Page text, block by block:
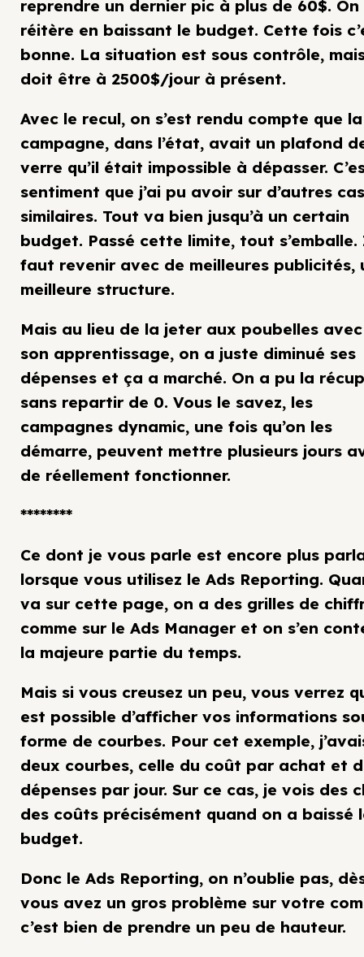
reprendre un dernier pic à plus de 60$. On
réitère en baissant le budget. Cette fois
bonne. La situation est sous contrôle,
doit être à 2500$/jour à présent.
Avec le recul, on s’est rendu compte que la
campagne, dans l’état, avait un plafond
verre qu’il était impossible à dépasser.
sentiment que j’ai pu avoir sur d’autres cas
similaires. Tout va bien jusqu’à un certain
budget. Passé cette limite, tout s’emballe.
faut revenir avec de meilleures publicités,
meilleure structure.
Mais au lieu de la jeter aux poubelles
son apprentissage, on a juste diminué ses
dépenses et ça a marché. On a pu la
sans repartir de 0. Vous le savez, les
campagnes dynamic, une fois qu’on les
démarre, peuvent mettre plusieurs jours
de réellement fonctionner.
********
Ce dont je vous parle est encore plus
lorsque vous utilisez le Ads Reporting.
va sur cette page, on a des grilles de
comme sur le Ads Manager et on s’en
la majeure partie du temps.
Mais si vous creusez un peu, vous verrez
est possible d’afficher vos informations
forme de courbes. Pour cet exemple,
deux courbes, celle du coût par achat et
dépenses par jour. Sur ce cas, je vois des
des coûts précisément quand on a baissé
budget.
Donc le Ads Reporting, on n’oublie pas,
vous avez un gros problème sur votre
c’est bien de prendre un peu de hauteur.